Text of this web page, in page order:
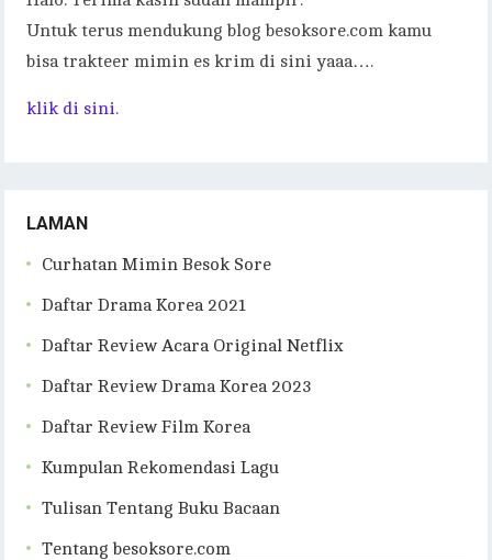
Untuk terus mendukung blog besoksore.com kamu
bisa trakteer mimin es krim di sini yaaa….
klik di sini.
LAMAN
Curhatan Mimin Besok Sore
Daftar Drama Korea 2021
Daftar Review Acara Original Netflix
Daftar Review Drama Korea 2023
Daftar Review Film Korea
Kumpulan Rekomendasi Lagu
Tulisan Tentang Buku Bacaan
Tentang besoksore.com